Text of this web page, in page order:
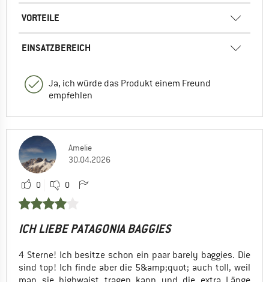
VORTEILE
EINSATZBEREICH
Ja, ich würde das Produkt einem Freund
empfehlen
Amelie
30.04.2026
0 0
ICH LIEBE PATAGONIA BAGGIES
4 Sterne! Ich besitze schon ein paar barely baggies. Die
sind top! Ich finde aber die 5&amp;quot; auch toll, weil